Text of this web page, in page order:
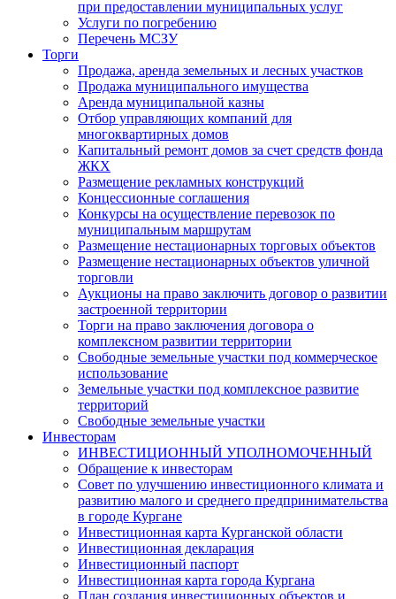
при предоставлении муниципальных услуг
Услуги по погребению
Перечень МСЗУ
Торги
Продажа, аренда земельных и лесных участков
Продажа муниципального имущества
Аренда муниципальной казны
Отбор управляющих компаний для
многоквартирных домов
Капитальный ремонт домов за счет средств фонда
ЖКХ
Размещение рекламных конструкций
Концессионные соглашения
Конкурсы на осуществление перевозок по
муниципальным маршрутам
Размещение нестационарных торговых объектов
Размещение нестационарных объектов уличной
торговли
Аукционы на право заключить договор о развитии
застроенной территории
Торги на право заключения договора о
комплексном развитии территории
Свободные земельные участки под коммерческое
использование
Земельные участки под комплексное развитие
территорий
Свободные земельные участки
Инвесторам
ИНВЕСТИЦИОННЫЙ УПОЛНОМОЧЕННЫЙ
Обращение к инвесторам
Совет по улучшению инвестиционного климата и
развитию малого и среднего предпринимательства
в городе Кургане
Инвестиционная карта Курганской области
Инвестиционная декларация
Инвестиционный паспорт
Инвестиционная карта города Кургана
План создания инвестиционных объектов и